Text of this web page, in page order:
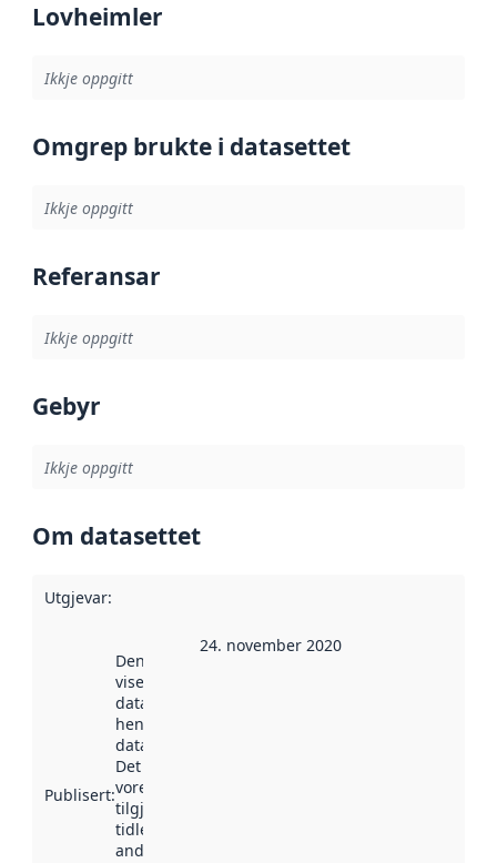
Lovheimler
Ikkje oppgitt
Omgrep brukte i datasettet
Ikkje oppgitt
Referansar
Ikkje oppgitt
Gebyr
Ikkje oppgitt
Om datasettet
Utgjevar:
Publisert:
Denne datoen
viser når
datasettet vart
henta inn av
data.norge.no.
Det kan ha
vore
tilgjengeleg
tidlegare
andre stader.
24. november 2020